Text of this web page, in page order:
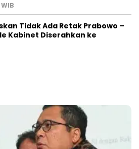
Tidak Ada Retak Prabowo –
Kabinet Diserahkan ke